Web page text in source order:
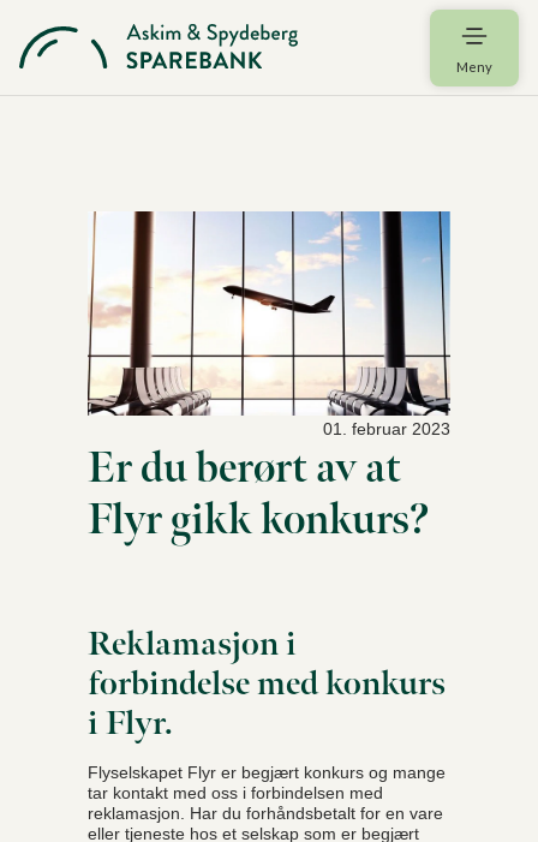
Meny
Er du berørt av at
Flyr gikk konkurs?
01. februar 2023
Reklamasjon i
forbindelse med konkurs
i Flyr.
Flyselskapet Flyr er begjært konkurs og mange
tar kontakt med oss i forbindelsen med
reklamasjon. Har du forhåndsbetalt for en vare
eller tjeneste hos et selskap som er begjært